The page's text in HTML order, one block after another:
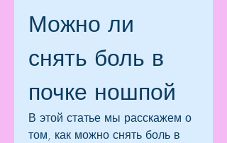
Можно ли
снять боль в
почке ношпой
В этой статье мы расскажем о
том, как можно снять боль в